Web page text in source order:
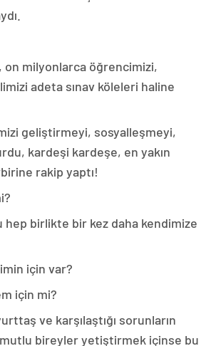
milyonlarca öğrencimizi,
adeta sınav köleleri haline
geliştirmeyi, sosyalleşmeyi,
kardeşi kardeşe, en yakın
rakip yaptı!
hep birlikte bir kez daha kendimize
için var?
için mi?
ve karşılaştığı sorunların
bireyler yetiştirmek içinse bu